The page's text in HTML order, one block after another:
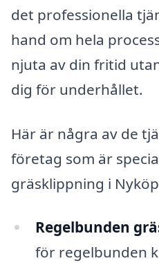
det professionella
hand om hela
njuta av din fritid
dig för underhållet.
Här är några av de
företag som är
gräsklippning i
Regelbunden
för regelbunden